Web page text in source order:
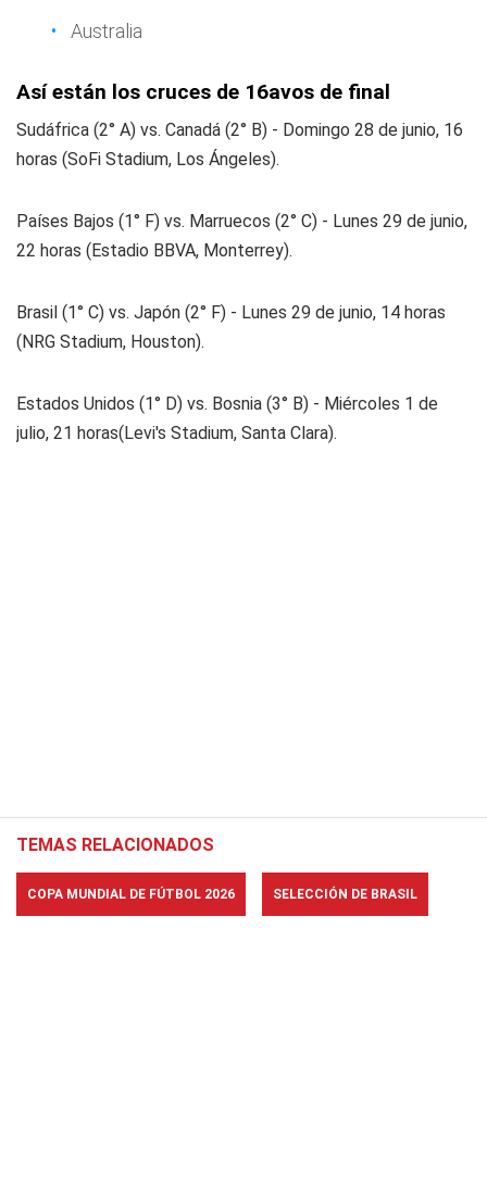
Australia
Así están los cruces de 16avos de final
Sudáfrica (2° A) vs. Canadá (2° B) - Domingo 28 de junio, 16
horas (SoFi Stadium, Los Ángeles).
Países Bajos (1° F) vs. Marruecos (2° C) - Lunes 29 de junio,
22 horas (Estadio BBVA, Monterrey).
Brasil (1° C) vs. Japón (2° F) - Lunes 29 de junio, 14 horas
(NRG Stadium, Houston).
Estados Unidos (1° D) vs. Bosnia (3° B) - Miércoles 1 de
julio, 21 horas(Levi's Stadium, Santa Clara).
TEMAS RELACIONADOS
COPA MUNDIAL DE FÚTBOL 2026 SELECCIÓN DE BRASIL